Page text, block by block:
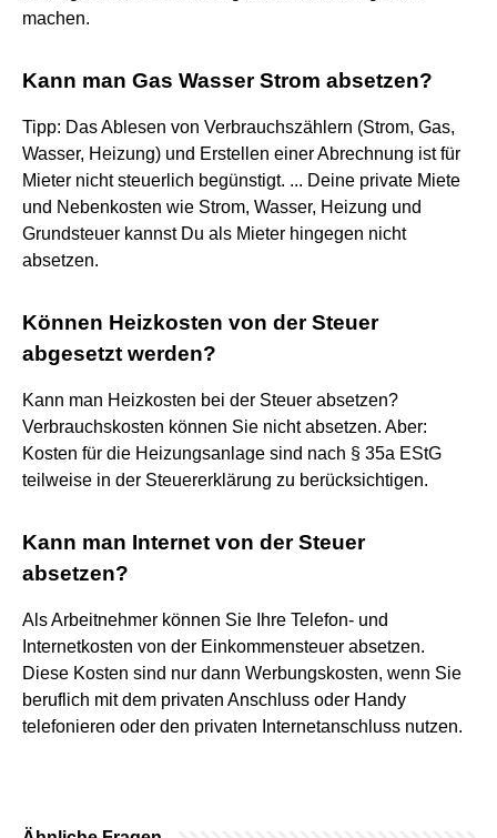
machen.
Kann man Gas Wasser Strom absetzen?
Tipp: Das Ablesen von Verbrauchszählern (Strom, Gas,
Wasser, Heizung) und Erstellen einer Abrechnung ist für
Mieter nicht steuerlich begünstigt. ... Deine private Miete
und Nebenkosten wie Strom, Wasser, Heizung und
Grundsteuer kannst Du als Mieter hingegen nicht
absetzen.
Können Heizkosten von der Steuer
abgesetzt werden?
Kann man Heizkosten bei der Steuer absetzen?
Verbrauchskosten können Sie nicht absetzen. Aber:
Kosten für die Heizungsanlage sind nach § 35a EStG
teilweise in der Steuererklärung zu berücksichtigen.
Kann man Internet von der Steuer
absetzen?
Als Arbeitnehmer können Sie Ihre Telefon- und
Internetkosten von der Einkommensteuer absetzen.
Diese Kosten sind nur dann Werbungskosten, wenn Sie
beruflich mit dem privaten Anschluss oder Handy
telefonieren oder den privaten Internetanschluss nutzen.